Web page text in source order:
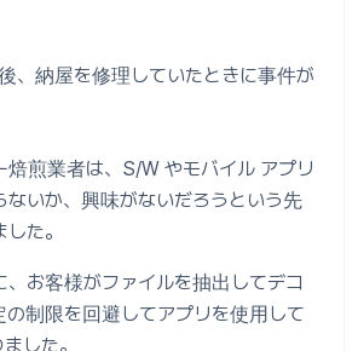
、納屋を修理していたときに事件が
焙煎業者は、S/W やモバイル アプリ
ないか、興味がないだろうという先
た。
、お客様がファイルを抽出してデコ
の制限を回避してアプリを使用して
した。